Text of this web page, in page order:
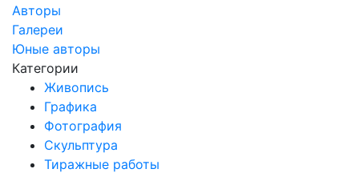
Авторы
Галереи
Юные авторы
Категории
Живопись
Графика
Фотография
Скульптура
Тиражные работы